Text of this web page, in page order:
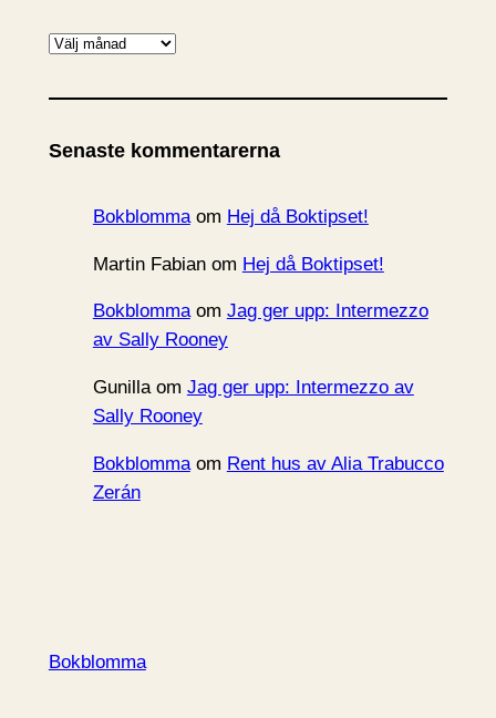
A
k
v
Senaste kommentarerna
Bokblommaom Hej då Boktipset!
Martin Fabianom Hej då Boktipset!
Bokblommaom Jag ger upp: Intermezzo
av Sally Rooney
Gunillaom Jag ger upp: Intermezzo av
Sally Rooney
Bokblommaom Rent hus av Alia Trabucco
Zerán
Bokblomma